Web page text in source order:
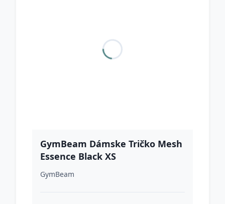
GymBeam Dámske Tričko Mesh
Essence Black XS
GymBeam